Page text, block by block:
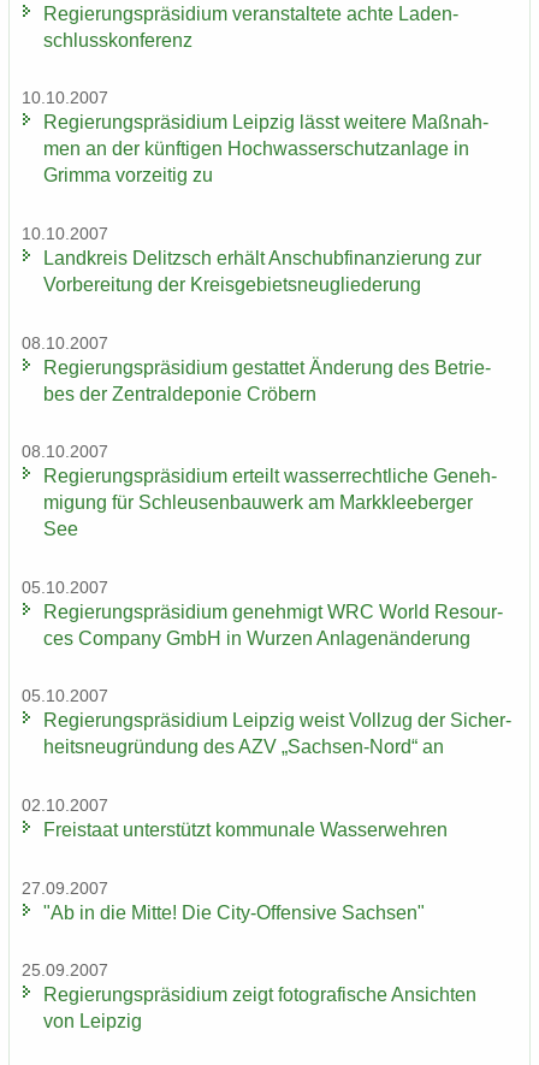
Re­gie­rungs­prä­si­di­um ver­an­stal­te­te achte La­den­
schluss­kon­fe­renz
10.10.2007
Re­gie­rungs­prä­si­di­um Leip­zig lässt wei­te­re Maß­nah­
men an der künf­ti­gen Hoch­was­ser­schutz­an­la­ge in
Grim­ma vor­zei­tig zu
10.10.2007
Land­kreis De­litzsch er­hält An­schub­fi­nan­zie­rung zur
Vor­be­rei­tung der Kreis­ge­biets­neu­glie­de­rung
08.10.2007
Re­gie­rungs­prä­si­di­um ge­stat­tet Än­de­rung des Be­trie­
bes der Zen­tral­de­po­nie Crö­bern
08.10.2007
Re­gie­rungs­prä­si­di­um er­teilt was­ser­recht­li­che Ge­neh­
mi­gung für Schleu­sen­bau­werk am Mark­klee­ber­ger
See
05.10.2007
Re­gie­rungs­prä­si­di­um ge­neh­migt WRC World Re­sour­
ces Com­pa­ny GmbH in Wur­zen An­la­gen­än­de­rung
05.10.2007
Re­gie­rungs­prä­si­di­um Leip­zig weist Voll­zug der Si­cher­
heits­neu­grün­dung des AZV „Sachsen-​Nord“ an
02.10.2007
Frei­staat un­ter­stützt kom­mu­na­le Was­ser­weh­ren
27.09.2007
"Ab in die Mitte! Die City-​Offensive Sach­sen"
25.09.2007
Re­gie­rungs­prä­si­di­um zeigt fo­to­gra­fi­sche An­sich­ten
von Leip­zig